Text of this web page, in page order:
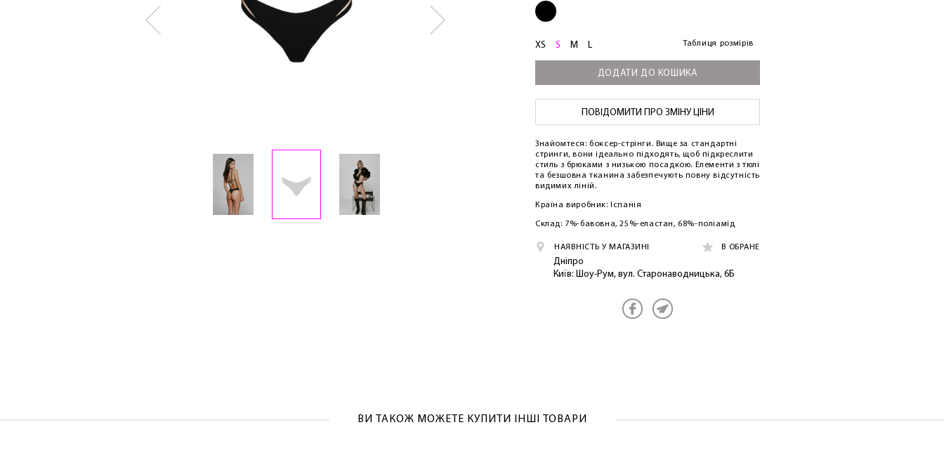
XS S M L Таблиця розмірів
ДОДАТИ ДО КОШИКА
ПОВІДОМИТИ ПРО ЗМІНУ ЦІНИ
Знайомтеся: боксер-стрінги. Вище за стандартні
стринги, вони ідеально підходять, щоб підкреслити
стиль з брюками з низькою посадкою. Елементи з тюлі
та безшовна тканина забезпечують повну відсутність
видимих ​​ліній.
Країна виробник: Іспанія
Склад: 7%-бавовна, 25%-еластан, 68%-поліамід
НАЯВНІСТЬ У МАГАЗИНІ В ОБРАНЕ
Дніпро
Київ: Шоу-Рум, вул. Старонаводницька, 6Б
ВИ ТАКОЖ МОЖЕТЕ КУПИТИ ІНШІ ТОВАРИ